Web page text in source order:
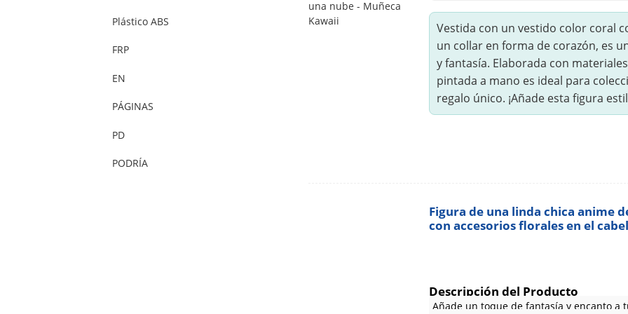
Plástico ABS
FRP
EN
PÁGINAS
PD
PODRÍA
Vestida con un vestido color coral
un collar en forma de corazón, es
y fantasía. Elaborada con
pintada a mano es ideal para
regalo único. ¡Añade esta figura
Figura de una linda chica anime
con accesorios florales en el
Descripción del Producto
Añade un toque de fantasía y encanto a